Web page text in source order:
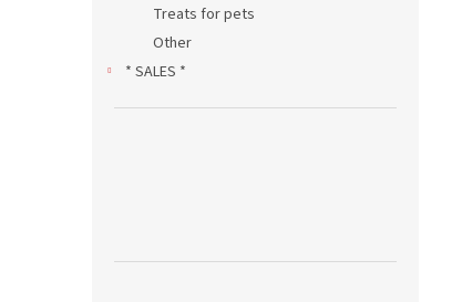
Treats for pets
Other
* SALES *